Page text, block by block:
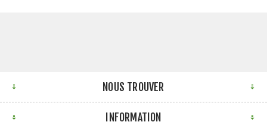
NOUS TROUVER
INFORMATION